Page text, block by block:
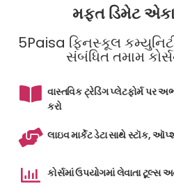
મફત ડિમેટ
5Paisa ફિનસ્કૂલ
સંબંધિત તમામ
વાસ્તવિક ટ્રેડિંગ પ્લેટફોર્મ પર
કરો
લાઇવ માર્કેટ ડેટા સાથે સ્ટૉક,
કોર્સમાં ઉપયોગમાં લેવાતા ટૂલ્સ